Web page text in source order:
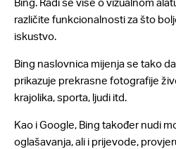
Bing. Radi se više o vizualnom
različite funkcionalnosti za što
iskustvo.
Bing naslovnica mijenja se tako
prikazuje prekrasne fotografije
krajolika, sporta, ljudi itd.
Kao i Google, Bing također nudi
oglašavanja, ali i prijevode,